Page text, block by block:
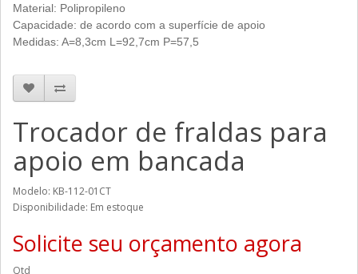
Material: Polipropileno
Capacidade: de acordo com a superfície de apoio
Medidas: A=8,3cm L=92,7cm P=57,5
Trocador de fraldas para
apoio em bancada
Modelo: KB-112-01CT
Disponibilidade: Em estoque
Solicite seu orçamento agora
Qtd